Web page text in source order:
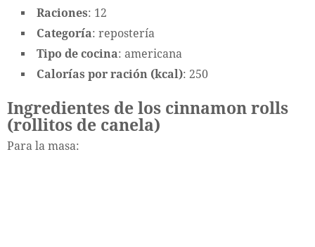
Raciones: 12
Categoría: repostería
Tipo de cocina: americana
Calorías por ración (kcal): 250
Ingredientes de los cinnamon rolls
(rollitos de canela)
Para la masa: